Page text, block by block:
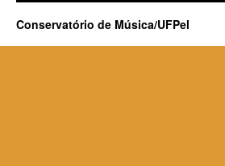
Conservatório de Música/UFPel